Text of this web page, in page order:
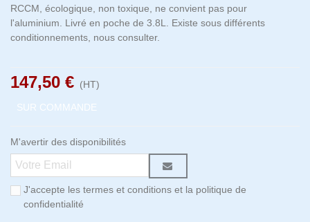
RCCM, écologique, non toxique, ne convient pas pour
l'aluminium. Livré en poche de 3.8L. Existe sous différents
conditionnements, nous consulter.
147,50 € (HT)
SUR COMMANDE
M'avertir des disponibilités
J'accepte les termes et conditions et la politique de
confidentialité